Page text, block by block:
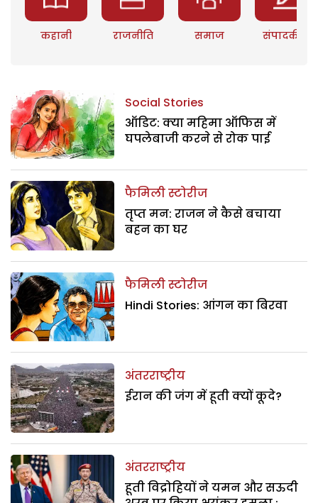
कहानी राजनीति समाज संपादकीय
Social Stories
ऑडिट: क्या महिमा ऑफिस में
घपलेबाजी करने से रोक पाई
फैमिली स्टोरीज
तृप्त मन: राजन ने कैसे बचाया
बहन का घर
फैमिली स्टोरीज
Hindi Stories: आंगन का बिरवा
अंतरराष्ट्रीय
ईरान की जंग में हूती क्यों कूदे?
अंतरराष्ट्रीय
हूती विद्रोहियों ने यमन और सऊदी